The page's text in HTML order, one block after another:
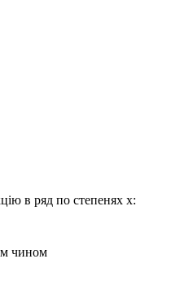
в ряд по степенях x:
чином